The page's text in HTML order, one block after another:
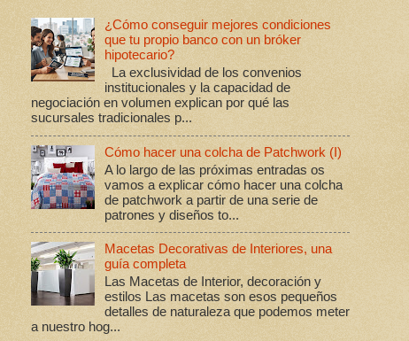
¿Cómo conseguir mejores condiciones
que tu propio banco con un bróker
hipotecario?
La exclusividad de los convenios
institucionales y la capacidad de
negociación en volumen explican por qué las
sucursales tradicionales p...
Cómo hacer una colcha de Patchwork (I)
A lo largo de las próximas entradas os
vamos a explicar cómo hacer una colcha
de patchwork a partir de una serie de
patrones y diseños to...
Macetas Decorativas de Interiores, una
guía completa
Las Macetas de Interior, decoración y
estilos Las macetas son esos pequeños
detalles de naturaleza que podemos meter
a nuestro hog...